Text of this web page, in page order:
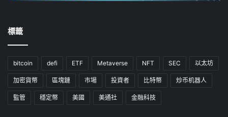
標籤
bitcoin defi ETF Metaverse NFT SEC 以太坊
加密貨幣 區塊鏈 市場 投資者 比特幣 炒币机器人
監管 穩定幣 美國 美通社 金融科技